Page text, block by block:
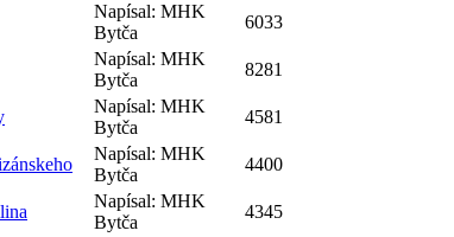
Napísal: MHK
Bytča
6033
Napísal: MHK
Bytča
8281
Napísal: MHK
Bytča
4581
Napísal: MHK
Bytča
4400
Napísal: MHK
Bytča
4345